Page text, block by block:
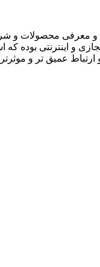
و معرفی محصولات و
و اینترنتی بوده
عمیق تر و